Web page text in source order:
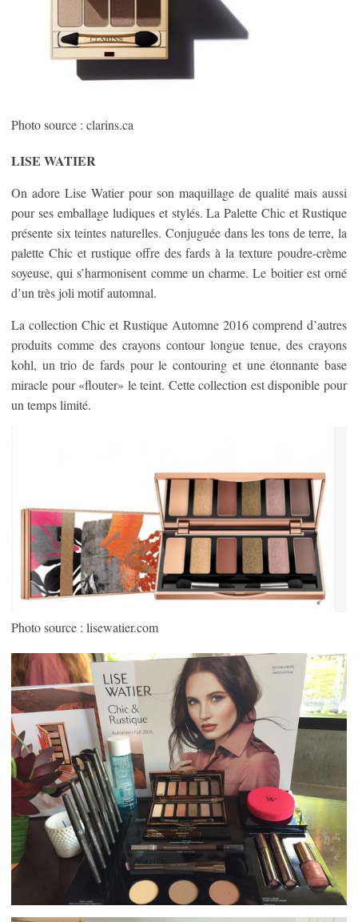
Photo source : clarins.ca
LISE WATIER
On adore Lise Watier pour son maquillage de qualité mais aussi
pour ses emballage ludiques et stylés. La Palette Chic et Rustique
présente six teintes naturelles. Conjuguée dans les tons de terre, la
palette Chic et rustique offre des fards à la texture poudre-crème
soyeuse, qui s’harmonisent comme un charme. Le boitier est orné
d’un très joli motif automnal.
La collection Chic et Rustique Automne 2016 comprend d’autres
produits comme des crayons contour longue tenue, des crayons
kohl, un trio de fards pour le contouring et une étonnante base
miracle pour «flouter» le teint. Cette collection est disponible pour
un temps limité.
Photo source : lisewatier.com